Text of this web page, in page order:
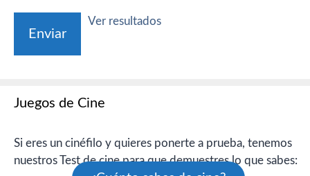
Ver resultados
Juegos de Cine
Si eres un cinéfilo y quieres ponerte a prueba, tenemos
nuestros Test de cine para que demuestres lo que sabes: